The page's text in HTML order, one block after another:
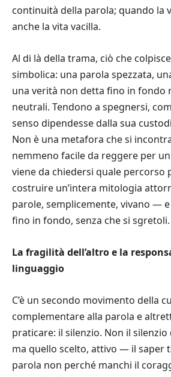
continuità della parola; quando la
anche la vita vacilla.
Al di là della trama, ciò che
simbolica: una parola spezzata,
una verità non detta fino in fondo
neutrali. Tendono a spegnersi,
senso dipendesse dalla sua
Non è una metafora che si
nemmeno facile da reggere per
viene da chiedersi quale percorso
costruire un’intera mitologia
parole, semplicemente, vivano —
fino in fondo, senza che si sgretoli.
La fragilità dell’altro e la
linguaggio
C’è un secondo movimento della
complementare alla parola e
praticare: il silenzio. Non il silenzio
ma quello scelto, attivo — il saper
parola non perché manchi il